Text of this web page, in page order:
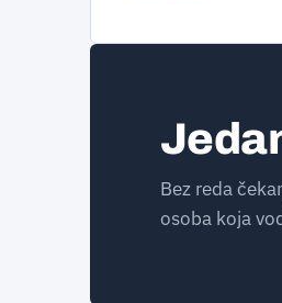
Bez reda
osoba koja